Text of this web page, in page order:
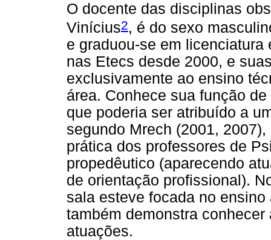
O docente das disciplinas
Vinícius2, é do sexo
e graduou-se em
nas Etecs desde 2000, e
exclusivamente ao ensino
área. Conhece sua função
que poderia ser atribuído a
segundo Mrech (2001,
prática dos professores de
propedêutico (aparecendo
de orientação profissional).
sala esteve focada no
também demonstra
atuações.